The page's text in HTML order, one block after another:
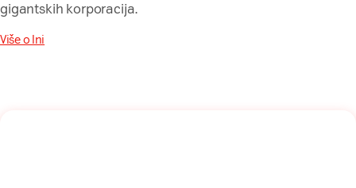
gigantskih korporacija.
Više o Ini